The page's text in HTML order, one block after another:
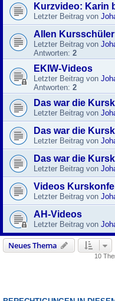
Kurzvideo: Karin
Letzter Beitrag von
Allen
Letzter Beitrag von
Antworten: 2
EKIW-Videos
Letzter Beitrag von
Antworten: 2
Das war die
Letzter Beitrag von
Das war die
Letzter Beitrag von
Das war die
Letzter Beitrag von
Videos
Letzter Beitrag von
AH-Videos
Letzter Beitrag von
Neues Thema
10